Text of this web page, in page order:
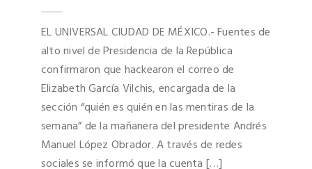
EL UNIVERSAL CIUDAD DE MÉXICO.- Fuentes de
alto nivel de Presidencia de la República
confirmaron que hackearon el correo de
Elizabeth García Vilchis, encargada de la
sección “quién es quién en las mentiras de la
semana” de la mañanera del presidente Andrés
Manuel López Obrador. A través de redes
sociales se informó que la cuenta […]